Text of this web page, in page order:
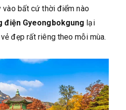
vào bất cứ thời điểm nào
điện Gyeongbokgung lại
đẹp rất riêng theo mỗi mùa.